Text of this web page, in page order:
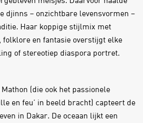
djinns – onzichtbare levensvormen –
Haar koppige stijlmix met
en fantasie overstijgt elke
of stereotiep diaspora portret.
(die ook het passionele
en feu’ in beeld bracht) capteert de
in Dakar. De oceaan lijkt een